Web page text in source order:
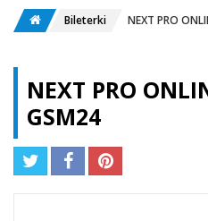
Bileterki NEXT PRO
NEXT PRO
GSM24